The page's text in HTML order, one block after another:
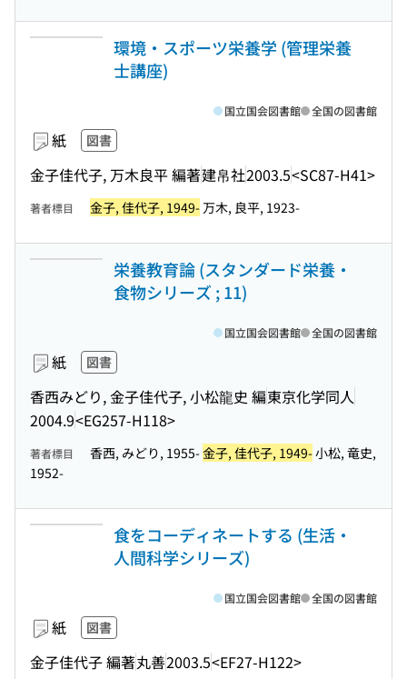
環境・スポーツ栄養学 (管理栄養
士講座)
紙 図書
金子佳代子, 万木良平 編著建帛社2003.5<SC87-H41>
国立国会図書館 全国の図書館
著者標目 金子, 佳代子, 1949- 万木, 良平, 1923-
栄養教育論 (スタンダード栄養・
食物シリーズ ; 11)
紙 図書
香西みどり, 金子佳代子, 小松龍史 編東京化学同人
2004.9<EG257-H118>
国立国会図書館 全国の図書館
著者標目 香西, みどり, 1955-金子, 佳代子, 1949-小松, 竜史,
1952-
食をコーディネートする (生活・
人間科学シリーズ)
紙 図書
金子佳代子 編著丸善2003.5<EF27-H122>
国立国会図書館 全国の図書館